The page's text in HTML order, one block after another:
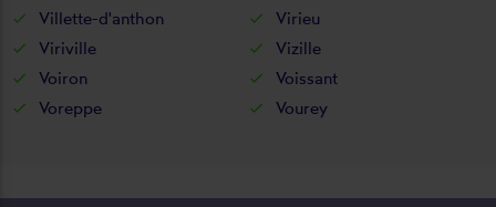
Villette-d'anthon
Virieu
Viriville
Vizille
Voiron
Voissant
Voreppe
Vourey